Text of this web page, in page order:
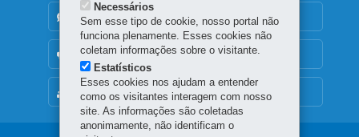
MAPA DO SITE
DENUNCIE CORRUPÇÃO
OUVIDORIA
Necessários
Sem esse tipo de cookie, nosso portal não
funciona plenamente. Esses cookies não
coletam informações sobre o visitante.
Estatísticos
Esses cookies nos ajudam a entender
como os visitantes interagem com nosso
site. As informações são coletadas
anonimamente, não identificam o